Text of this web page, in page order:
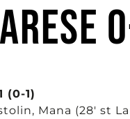
(0-1)
Mana (28′ st